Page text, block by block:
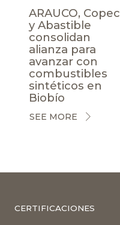
ARAUCO, Copec
y Abastible
consolidan
alianza para
avanzar con
combustibles
sintéticos en
Biobío
SEE MORE
CERTIFICACIONES